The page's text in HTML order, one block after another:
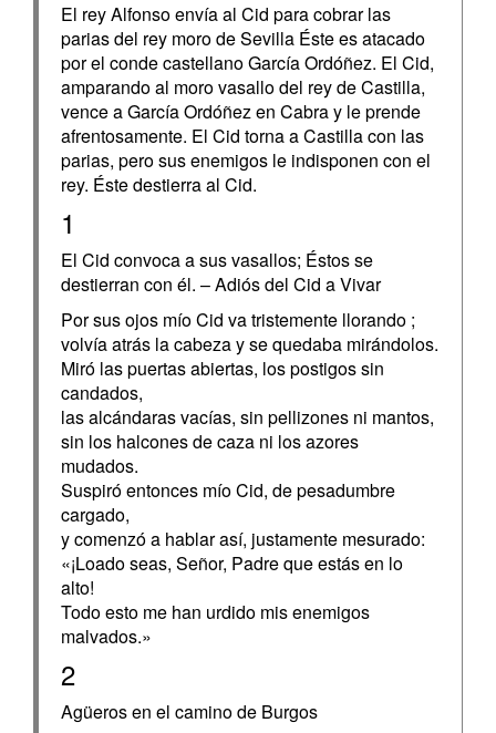
El rey Alfonso envía al Cid para cobrar las
parias del rey moro de Sevilla Éste es atacado
por el conde castellano García Ordóñez. El Cid,
amparando al moro vasallo del rey de Castilla,
vence a García Ordóñez en Cabra y le prende
afrentosamente. El Cid torna a Castilla con las
parias, pero sus enemigos le indisponen con el
rey. Éste destierra al Cid.
1
El Cid convoca a sus vasallos; Éstos se
destierran con él. – Adiós del Cid a Vivar
Por sus ojos mío Cid va tristemente llorando ;
volvía atrás la cabeza y se quedaba mirándolos.
Miró las puertas abiertas, los postigos sin
candados,
las alcándaras vacías, sin pellizones ni mantos,
sin los halcones de caza ni los azores
mudados.
Suspiró entonces mío Cid, de pesadumbre
cargado,
y comenzó a hablar así, justamente mesurado:
«¡Loado seas, Señor, Padre que estás en lo
alto!
Todo esto me han urdido mis enemigos
malvados.»
2
Agüeros en el camino de Burgos